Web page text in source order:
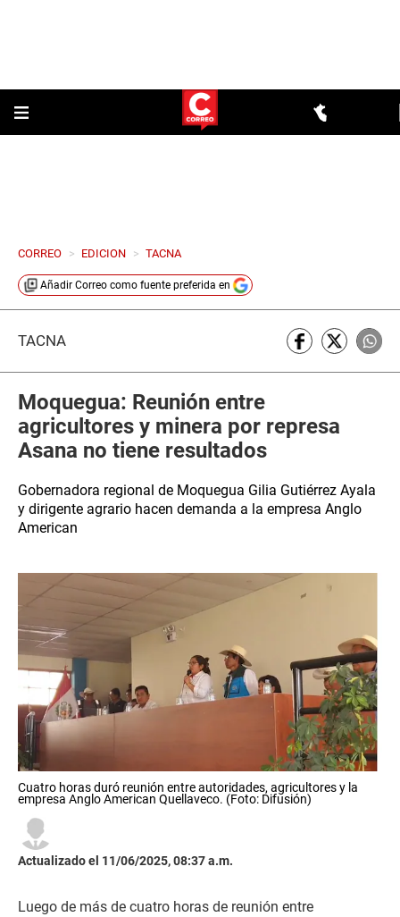
CORREO > EDICION > TACNA
Añadir Correo como fuente preferida en
TACNA
Moquegua: Reunión entre
agricultores y minera por represa
Asana no tiene resultados
Gobernadora regional de Moquegua Gilia Gutiérrez Ayala
y dirigente agrario hacen demanda a la empresa Anglo
American
Cuatro horas duró reunión entre autoridades, agricultores y la
empresa Anglo American Quellaveco. (Foto: Difusión)
Actualizado el 11/06/2025, 08:37 a.m.
Luego de más de cuatro horas de reunión entre